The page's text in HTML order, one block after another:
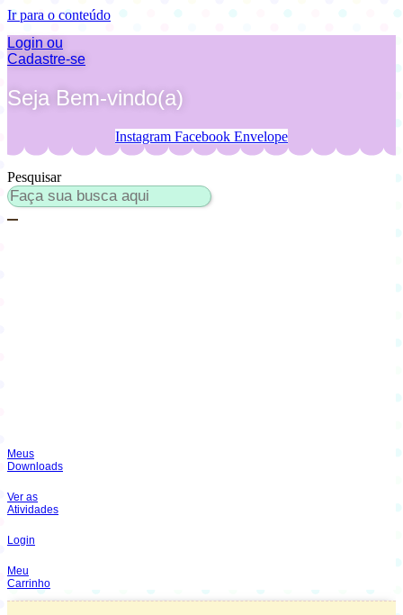
Ir para o conteúdo
Login ou
Cadastre-se
Seja Bem-vindo(a)
Instagram Facebook Envelope
Pesquisar
Meus
Downloads
Ver as
Atividades
Login
Meu
Carrinho